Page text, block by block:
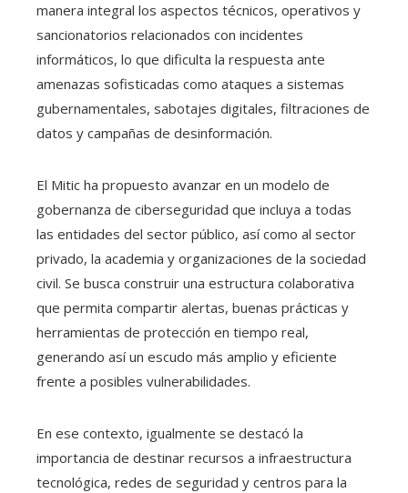
manera integral los aspectos técnicos, operativos y
sancionatorios relacionados con incidentes
informáticos, lo que dificulta la respuesta ante
amenazas sofisticadas como ataques a sistemas
gubernamentales, sabotajes digitales, filtraciones de
datos y campañas de desinformación.
El Mitic ha propuesto avanzar en un modelo de
gobernanza de ciberseguridad que incluya a todas
las entidades del sector público, así como al sector
privado, la academia y organizaciones de la sociedad
civil. Se busca construir una estructura colaborativa
que permita compartir alertas, buenas prácticas y
herramientas de protección en tiempo real,
generando así un escudo más amplio y eficiente
frente a posibles vulnerabilidades.
En ese contexto, igualmente se destacó la
importancia de destinar recursos a infraestructura
tecnológica, redes de seguridad y centros para la